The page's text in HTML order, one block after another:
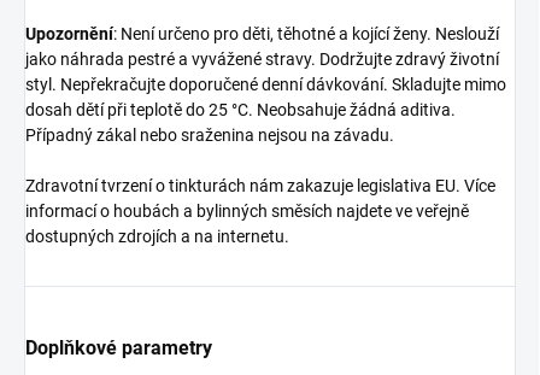
Upozornění: Není určeno pro děti, těhotné a kojící ženy. Neslouží
jako náhrada pestré a vyvážené stravy. Dodržujte zdravý životní
styl. Nepřekračujte doporučené denní dávkování. Skladujte mimo
dosah dětí při teplotě do 25 °C. Neobsahuje žádná aditiva.
Případný zákal nebo sraženina nejsou na závadu.
Zdravotní tvrzení o tinkturách nám zakazuje legislativa EU. Více
informací o houbách a bylinných směsích najdete ve veřejně
dostupných zdrojích a na internetu.
Doplňkové parametry